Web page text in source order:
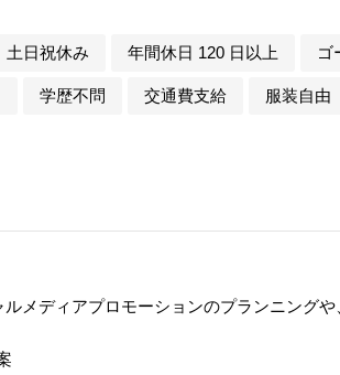
土日祝休み 年間休日 120 日以上 ゴ
学歴不問 交通費支給 服装自由
メディアプロモーションのプランニング